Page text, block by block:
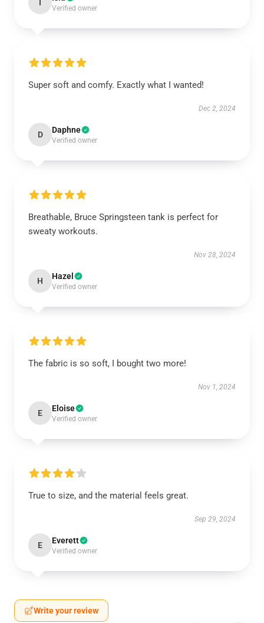
Verified owner
Super soft and comfy. Exactly what I wanted!
Dec 2, 2024
D Daphne
Verified owner
Breathable, Bruce Springsteen tank is perfect for
sweaty workouts.
Nov 28, 2024
H Hazel
Verified owner
The fabric is so soft, I bought two more!
Nov 1, 2024
E Eloise
Verified owner
True to size, and the material feels great.
Sep 29, 2024
E Everett
Verified owner
Write your review